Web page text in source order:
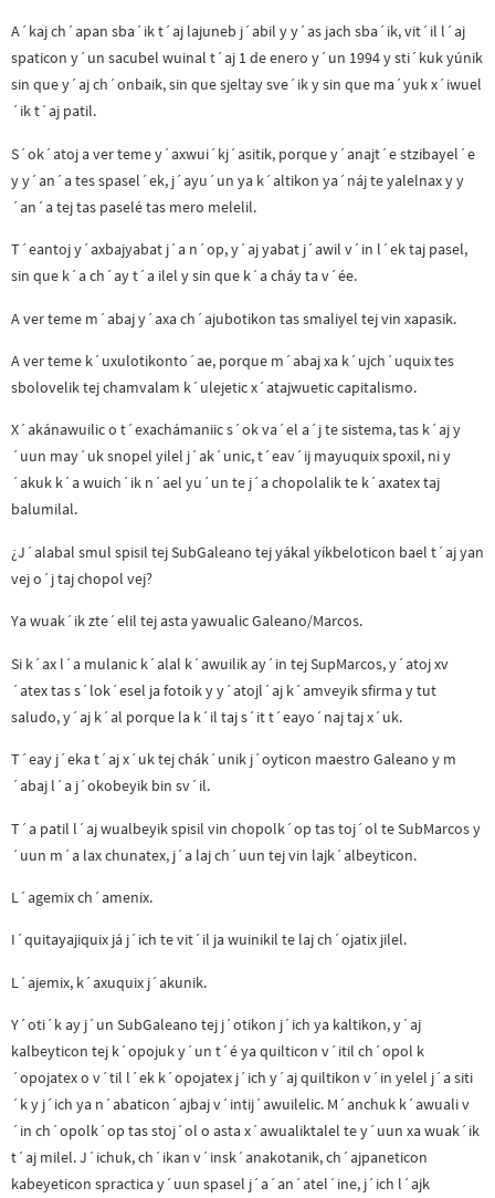
A´kaj ch´apan sba´ik t´aj lajuneb j´abil y y´as jach sba´ik, vit´il l´aj
spaticon y´un sacubel wuinal t´aj 1 de enero y´un 1994 y sti´kuk yúnik
sin que y´aj ch´onbaik, sin que sjeltay sve´ik y sin que ma´yuk x´iwuel
´ik t´aj patil.
S´ok´atoj a ver teme y´axwui´kj´asitik, porque y´anajt´e stzibayel´e
y y´an´a tes spasel´ek, j´ayu´un ya k´altikon ya´náj te yalelnax y y
´an´a tej tas paselé tas mero melelil.
T´eantoj y´axbajyabat j´a n´op, y´aj yabat j´awil v´in l´ek taj pasel,
sin que k´a ch´ay t´a ilel y sin que k´a cháy ta v´ée.
A ver teme m´abaj y´axa ch´ajubotikon tas smaliyel tej vin xapasik.
A ver teme k´uxulotikonto´ae, porque m´abaj xa k´ujch´uquix tes
sbolovelik tej chamvalam k´ulejetic x´atajwuetic capitalismo.
X´akánawuilic o t´exachámaniic s´ok va´el a´j te sistema, tas k´aj y
´uun may´uk snopel yilel j´ak´unic, t´eav´ij mayuquix spoxil, ni y
´akuk k´a wuich´ik n´ael yu´un te j´a chopolalik te k´axatex taj
balumilal.
¿J´alabal smul spisil tej SubGaleano tej yákal yíkbeloticon bael t´aj yan
vej o´j taj chopol vej?
Ya wuak´ik zte´elil tej asta yawualic Galeano/Marcos.
Si k´ax l´a mulanic k´alal k´awuilik ay´in tej SupMarcos, y´atoj xv
´atex tas s´lok´esel ja fotoik y y´atojl´aj k´amveyik sfirma y tut
saludo, y´aj k´al porque la k´il taj s´it t´eayo´naj taj x´uk.
T´eay j´eka t´aj x´uk tej chák´unik j´oyticon maestro Galeano y m
´abaj l´a j´okobeyik bin sv´il.
T´a patil l´aj wualbeyik spisil vin chopolk´op tas toj´ol te SubMarcos y
´uun m´a lax chunatex, j´a laj ch´uun tej vin lajk´albeyticon.
L´agemix ch´amenix.
I´quitayajiquix já j´ich te vit´il ja wuinikil te laj ch´ojatix jilel.
L´ajemix, k´axuquix j´akunik.
Y´oti´k ay j´un SubGaleano tej j´otikon j´ich ya kaltikon, y´aj
kalbeyticon tej k´opojuk y´un t´é ya quilticon v´itil ch´opol k
´opojatex o v´til l´ek k´opojatex j´ich y´aj quiltikon v´in yelel j´a siti
´k y j´ich ya n´abaticon´ajbaj v´intij´awuilelic. M´anchuk k´awuali v
´in ch´opolk´op tas stoj´ol o asta x´awualiktalel te y´uun xa wuak´ik
t´aj milel. J´ichuk, ch´ikan v´insk´anakotanik, ch´ajpaneticon
kabeyeticon spractica y´uun spasel j´a´an´atel´ine, j´ich l´ajk